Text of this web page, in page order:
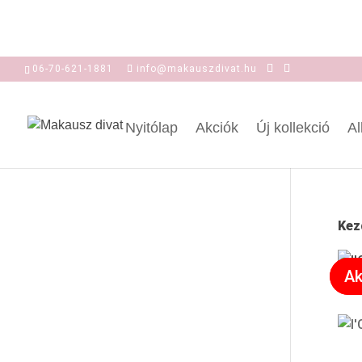
06-70-621-1881 info@makauszdivat.hu
Nyitólap Akciók Új kollekció